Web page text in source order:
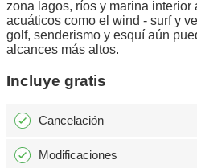
zona lagos, ríos y marina interior
acuáticos como el wind - surf y
golf, senderismo y esquí aún
alcances más altos.
Incluye gratis
Cancelación
Modificaciones